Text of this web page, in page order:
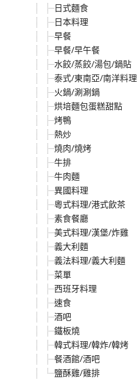
日式麵食
日本料理
早餐
早餐/早午餐
水餃/蒸餃/湯包/鍋貼
泰式/東南亞/南洋料理
火鍋/涮涮鍋
烘培麵包蛋糕甜點
烤鴨
熱炒
燒肉/燒烤
牛排
牛肉麵
異國料理
粵式料理/港式飲茶
素食餐廳
美式料理/漢堡/炸雞
義大利麵
義法料理/義大利麵
菜單
西班牙料理
速食
酒吧
鐵板燒
韓式料理/韓炸/韓烤
餐酒館/酒吧
鹽酥雞/雞排